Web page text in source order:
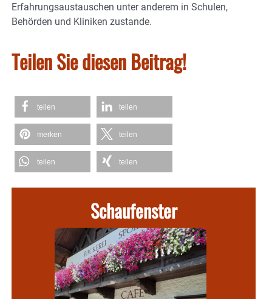
Erfahrungsaustauschen unter anderem in Schulen,
Behörden und Kliniken zustande.
Teilen Sie diesen Beitrag!
teilen teilen
merken teilen
teilen teilen
Schaufenster